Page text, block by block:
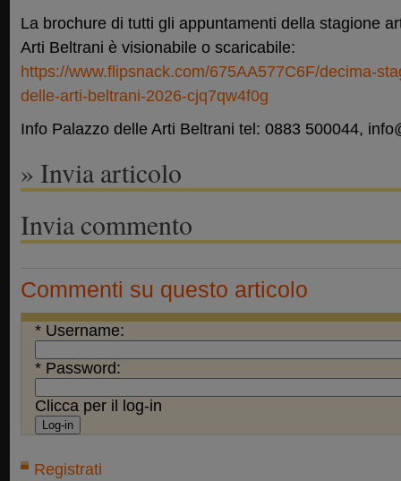
La brochure di tutti gli appuntamenti della stagione
Arti Beltrani è visionabile o scaricabile:
https://www.flipsnack.com/675AA577C6F/decima-
delle-arti-beltrani-2026-cjq7qw4f0g
Info Palazzo delle Arti Beltrani tel: 0883 500044,
» Invia articolo
Invia commento
Commenti su questo articolo
* Username:
* Password:
Clicca per il log-in
Registrati